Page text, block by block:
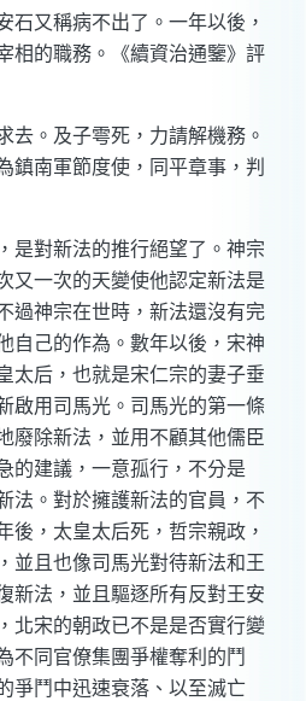
又稱病不出了。一年以後，
相的職務。《續資治通鑒》評
去。及子雩死，力請解機務。
鎮南軍節度使，同平章事，判
對新法的推行絕望了。神宗
又一次的天變使他認定新法是
過神宗在世時，新法還沒有完
自己的作為。數年以後，宋神
太后，也就是宋仁宗的妻子垂
啟用司馬光。司馬光的第一條
廢除新法，並用不顧其他儒臣
的建議，一意孤行，不分是
法。對於擁護新法的官員，不
後，太皇太后死，哲宗親政，
並且也像司馬光對待新法和王
新法，並且驅逐所有反對王安
北宋的朝政已不是是否實行變
不同官僚集團爭權奪利的鬥
爭鬥中迅速衰落、以至滅亡